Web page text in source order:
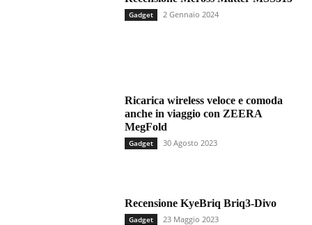
Gadget 2 Gennaio 2024
Ricarica wireless veloce e comoda
anche in viaggio con ZEERA
MegFold
Gadget 30 Agosto 2023
Recensione KyeBriq Briq3-Divo
Gadget 23 Maggio 2023